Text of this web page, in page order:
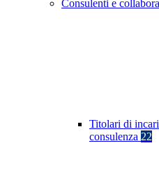
Consulenti e
Titolari di
consulenza 22